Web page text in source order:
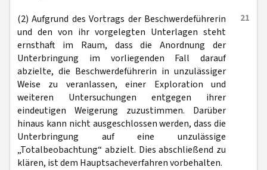
21
(2) Aufgrund des Vortrags der Beschwerdeführerin
und den von ihr vorgelegten Unterlagen steht
ernsthaft im Raum, dass die Anordnung der
Unterbringung im vorliegenden Fall darauf
abzielte, die Beschwerdeführerin in unzulässiger
Weise zu veranlassen, einer Exploration und
weiteren Untersuchungen entgegen ihrer
eindeutigen Weigerung zuzustimmen. Darüber
hinaus kann nicht ausgeschlossen werden, dass die
Unterbringung auf eine unzulässige
„Totalbeobachtung“ abzielt. Dies abschließend zu
klären, ist dem Hauptsacheverfahren vorbehalten.